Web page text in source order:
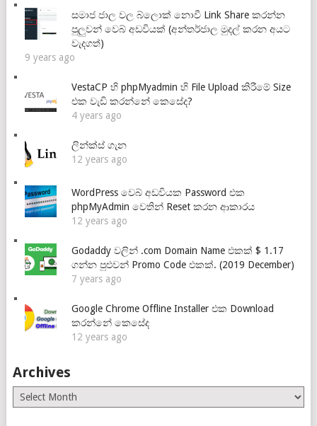
සමාජ ජාල වල බ්ලොක් නොවී Link Share කරන්න
පුලුවන් වෙබ් අඩවියක් (අන්තර්ජාල මුදල් කරන අයට
වැදගත්)
9 years ago
VestaCP හි phpMyadmin හි File Upload කිරීමේ Size
එක වැඩි කරන්නේ කෙසේද?
4 years ago
ලින්ක්ස් ගැන
12 years ago
WordPress වෙබ් අඩවියක Password එක
phpMyAdmin වෙතින් Reset කරන ආකාරය
12 years ago
Godaddy වලින් .com Domain Name එකක් $ 1.17
ගන්න පුළුවන් Promo Code එකක්. (2019 December)
7 years ago
Google Chrome Offline Installer එක Download
කරන්නේ කෙසේද
12 years ago
Archives
Archives